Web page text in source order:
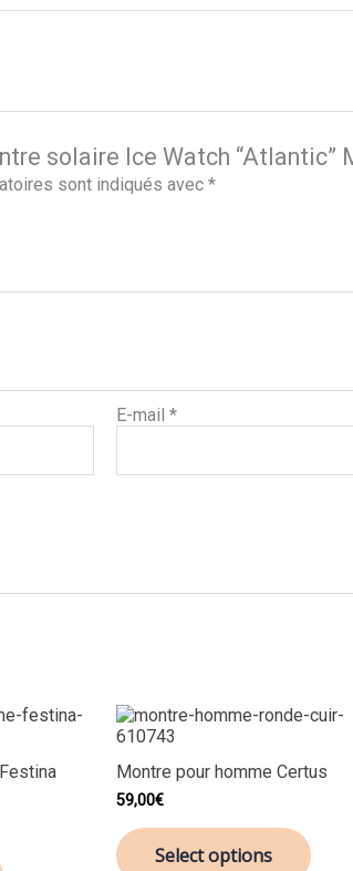
solaire Ice Watch “Atlantic”
sont indiqués avec*
E-mail*
Montre pour homme Certus
59,00€
Select options